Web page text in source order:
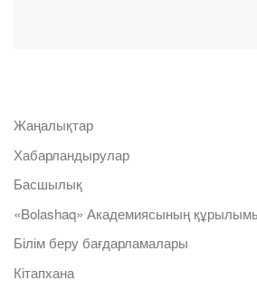
Жаңалықтар
Хабарландырулар
Басшылық
«Bolashaq» Академиясының
Білім беру бағдарламалары
Кітапхана